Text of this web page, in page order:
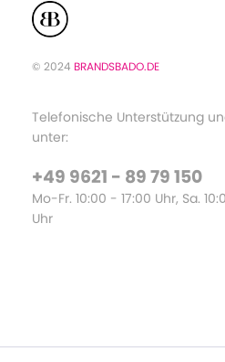
© 2024 BRANDSBADO.DE
Telefonische Unterstützung
unter:
+49 9621 - 89 79 150
Mo-Fr. 10:00 - 17:00 Uhr, Sa.
Uhr